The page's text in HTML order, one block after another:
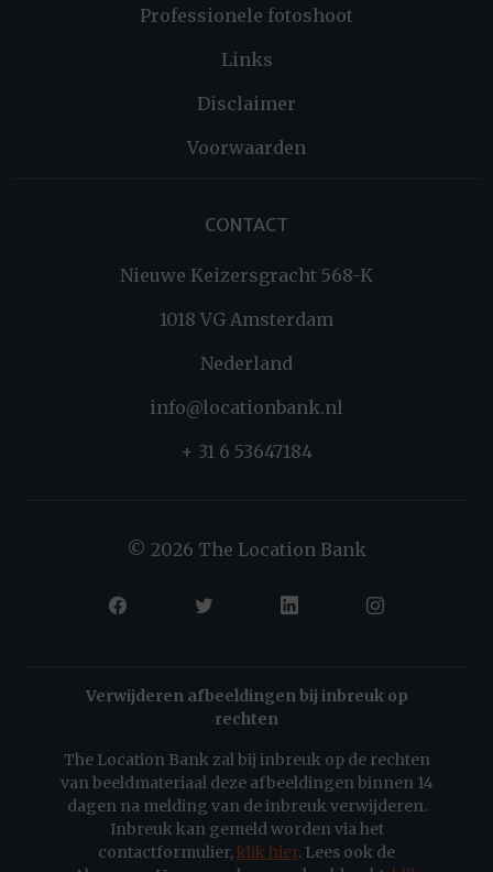
Professionele fotoshoot
Links
Disclaimer
Voorwaarden
CONTACT
Nieuwe Keizersgracht 568-K
1018 VG Amsterdam
Nederland
info@locationbank.nl
+ 31 6 53647184
© 2026 The Location Bank
Verwijderen afbeeldingen bij inbreuk op
rechten
The Location Bank zal bij inbreuk op de rechten
van beeldmateriaal deze afbeeldingen binnen 14
dagen na melding van de inbreuk verwijderen.
Inbreuk kan gemeld worden via het
contactformulier,klik hier. Lees ook de